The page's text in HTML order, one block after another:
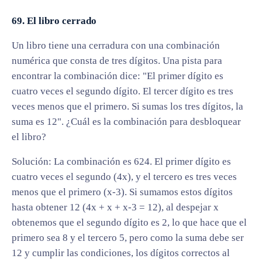
69. El libro cerrado
Un libro tiene una cerradura con una combinación
numérica que consta de tres dígitos. Una pista para
encontrar la combinación dice: "El primer dígito es
cuatro veces el segundo dígito. El tercer dígito es tres
veces menos que el primero. Si sumas los tres dígitos, la
suma es 12". ¿Cuál es la combinación para desbloquear
el libro?
Solución: La combinación es 624. El primer dígito es
cuatro veces el segundo (4x), y el tercero es tres veces
menos que el primero (x-3). Si sumamos estos dígitos
hasta obtener 12 (4x + x + x-3 = 12), al despejar x
obtenemos que el segundo dígito es 2, lo que hace que el
primero sea 8 y el tercero 5, pero como la suma debe ser
12 y cumplir las condiciones, los dígitos correctos al